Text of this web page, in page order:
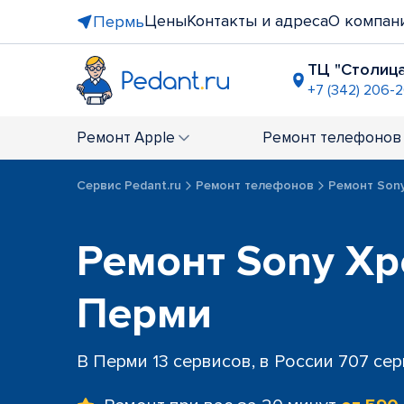
ПермьЦеныКонтакты и адресаО
ТЦ
+7 (342) 206-
+7 (342)
ТЦ
+7 (342)
Ремонт Apple Ремонт телефонов
Сервис Pedant.ru Ремонт телефонов Ремонт
Ремонт Sony
Перми
В Перми 13 сервисов, в России 707